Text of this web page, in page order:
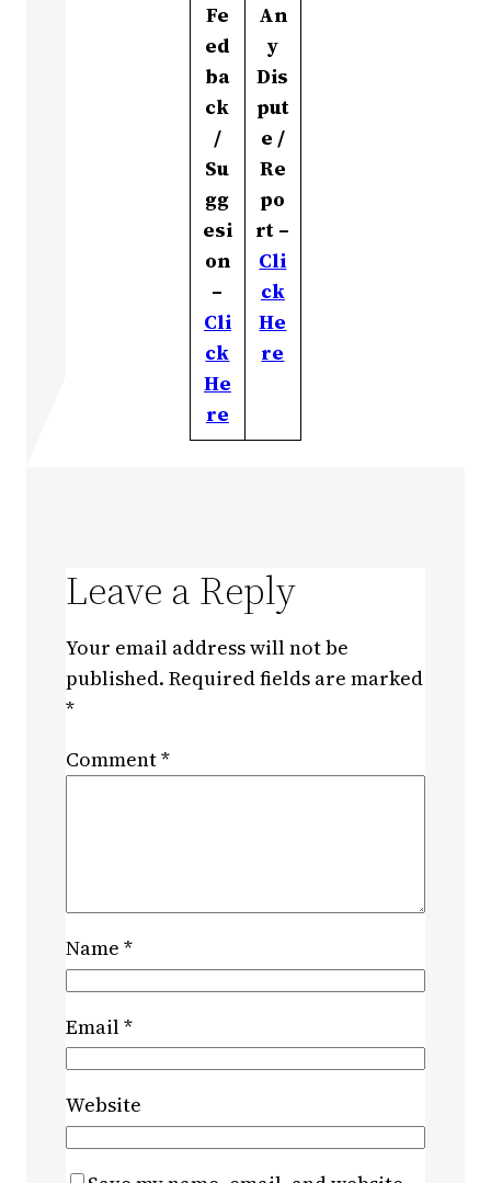
Fe
ed
ba
ck
/
Su
gg
esi
on
–
Cli
ck
He
re
An
y
Dis
put
e /
Re
po
rt –
Cli
ck
He
re
Leave a Reply
Your email address will not be
published. Required fields are marked
*
Comment*
Name *
Email*
Website